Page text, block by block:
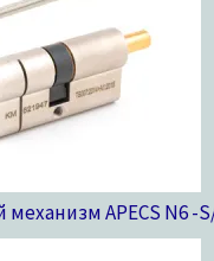
APECS N6 -